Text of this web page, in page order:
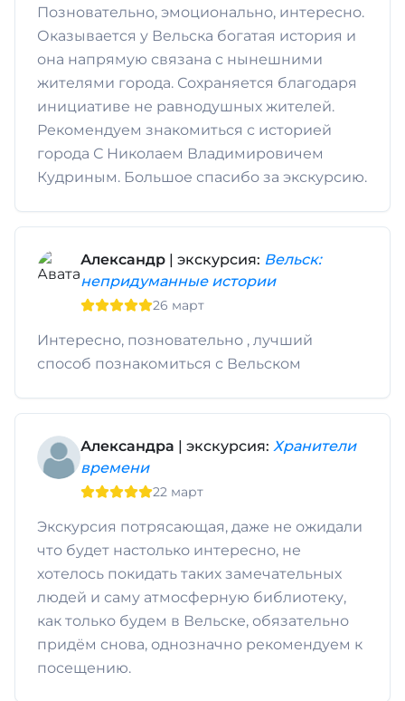
Позновательно, эмоционально, интересно.
Оказывается у Вельска богатая история и
она напрямую связана с нынешними
жителями города. Сохраняется благодаря
инициативе не равнодушных жителей.
Рекомендуем знакомиться с историей
города С Николаем Владимировичем
Кудриным. Большое спасибо за экскурсию.
Александр | экскурсия: Вельск:
непридуманные истории
26 март
Интересно, позновательно , лучший
способ познакомиться с Вельском
Александра | экскурсия: Хранители
времени
22 март
Экскурсия потрясающая, даже не ожидали
что будет настолько интересно, не
хотелось покидать таких замечательных
людей и саму атмосферную библиотеку,
как только будем в Вельске, обязательно
придём снова, однозначно рекомендуем к
посещению.